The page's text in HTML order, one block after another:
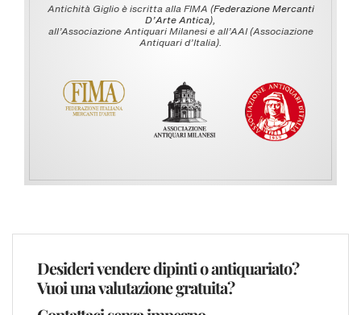
Antichità Giglio è iscritta alla FIMA (Federazione Mercanti
D'Arte Antica),
all’Associazione Antiquari Milanesi e all’AAI (Associazione
Antiquari d’Italia).
Desideri vendere dipinti o antiquariato?
Vuoi una valutazione gratuita?